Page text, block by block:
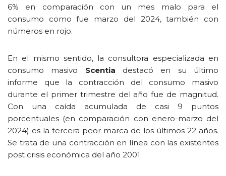
6% en comparación con un mes malo para el
consumo como fue marzo del 2024, también con
números en rojo.
En el mismo sentido, la consultora especializada en
consumo masivo Scentia destacó en su último
informe que la contracción del consumo masivo
durante el primer trimestre del año fue de magnitud.
Con una caída acumulada de casi 9 puntos
porcentuales (en comparación con enero-marzo del
2024) es la tercera peor marca de los últimos 22 años.
Se trata de una contracción en línea con las existentes
post crisis económica del año 2001.